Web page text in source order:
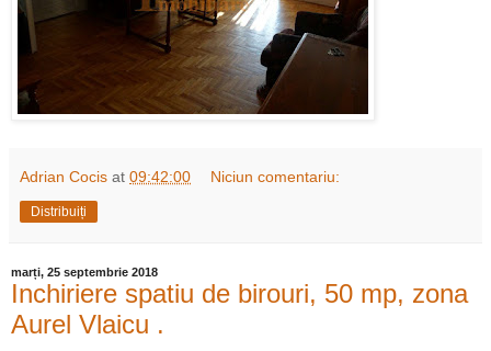
Adrian Cocis at 09:42:00 Niciun comentariu:
Distribuiți
marți, 25 septembrie 2018
Inchiriere spatiu de birouri, 50 mp, zona
Aurel Vlaicu .